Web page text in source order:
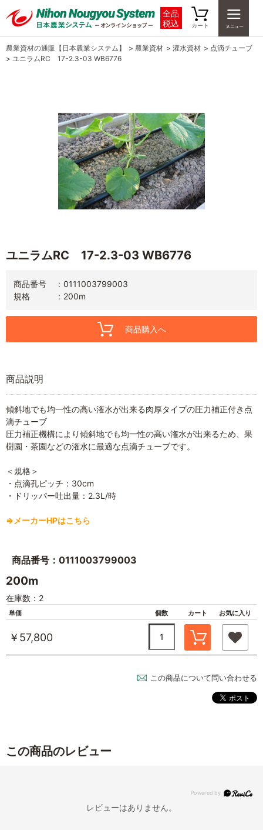
全品
税込
カート
農業資材の通販【日本農業システム】 > 農業資材 > 灌水資材 > 点滴チューブ
> ユニラムRC 17-2.3-03 WB6776
ユニラムRC 17-2.3-03 WB6776
商品番号
0111003799003
規格
200m
商品購入へ
商品説明
傾斜地でも均一性の高い潅水が出来る肉厚タイプの圧力補正付き点
滴チューブ
圧力補正機構により傾斜地でも均一性の高い潅水が出来るため、果
樹園・茶園などの潅水に最適な点滴チューブです。
＜規格＞
・点滴孔ピッチ：30cm
・ドリッパー吐出量：2.3L/時
⇒メーカーHPはこちら
商品番号：0111003799003
200m
在庫数：2
単価 個数 カート お気に入り
￥57,800
この商品について問い合わせる
この商品のレビュー
レビューはありません。